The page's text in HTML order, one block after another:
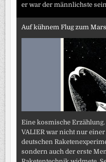
er war der männlichste
Auf kühnem Flug zum Mars
Eine kosmische
VALIER war nicht nur
deutschen
sondern auch der erste